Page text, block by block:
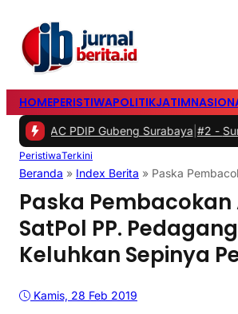
HOMEPERISTIWAPOLITIKJATIM
Gubeng Surabaya|#2 -Surabaya
PeristiwaTerkini
Beranda » Index Berita » Paska
Paska
SatPol PP. Pedagang
Keluhkan Sepinya
Kamis, 28 Feb 2019